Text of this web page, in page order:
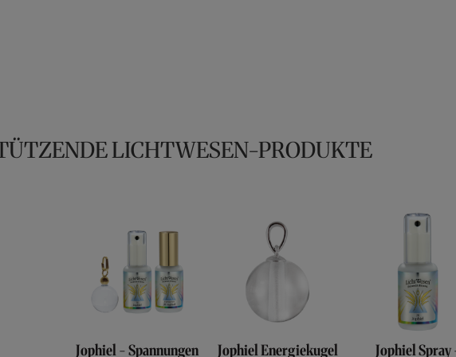
LICHTWESEN-PRODUKTE
Jophiel - Spannungen Jophiel Energiekugel Jophiel Spray